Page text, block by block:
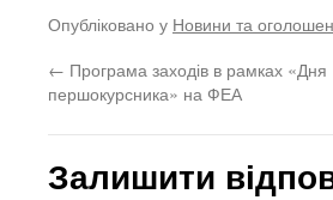
Опубліковано у Новини та
← Програма заходів в рамках «Дня
першокурсника» на ФЕА
Залишити